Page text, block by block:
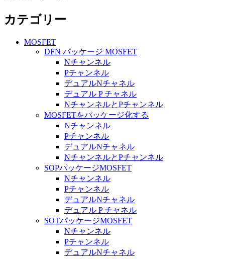
カテゴリー
MOSFET
DFN パッケージ MOSFET
Nチャンネル
Pチャンネル
デュアルNチャネル
デュアル P チャネル
NチャンネルとPチャンネル
MOSFETをパッケージ化する
Nチャンネル
Pチャンネル
デュアルNチャネル
NチャンネルとPチャンネル
SOPパッケージMOSFET
Nチャンネル
Pチャンネル
デュアルNチャネル
デュアル P チャネル
SOTパッケージMOSFET
Nチャンネル
Pチャンネル
デュアルNチャネル